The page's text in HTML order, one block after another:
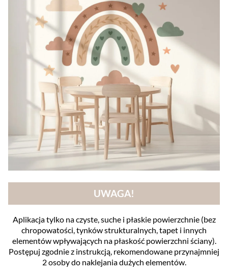
UWAGA!
Aplikacja tylko na czyste, suche i płaskie powierzchnie (bez
chropowatości, tynków strukturalnych, tapet i innych
elementów wpływających na płaskość powierzchni ściany).
Postępuj zgodnie z instrukcją, rekomendowane przynajmniej
2 osoby do naklejania dużych elementów.